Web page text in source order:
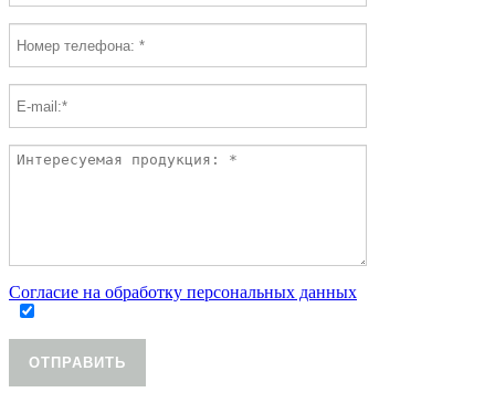
Согласие на обработку персональных данных
ОТПРАВИТЬ